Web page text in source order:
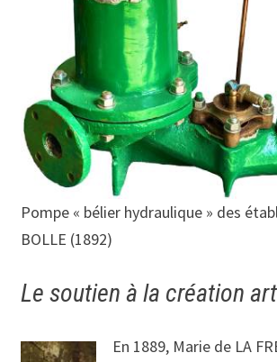
Pompe « bélier hydraulique » des
BOLLE (1892)
Le soutien à la création
En 1889, Marie de LA